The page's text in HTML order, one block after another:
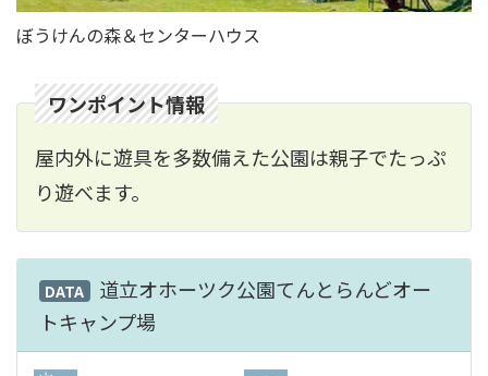
ぼうけんの森＆センターハウス
ワンポイント情報
屋内外に遊具を多数備えた公園は親子でたっぷ
り遊べます。
DATA
道立オホーツク公園てんとらんどオー
トキャンプ場